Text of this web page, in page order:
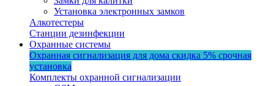
Установка электронных замков
Алкотестеры
Станции дезинфекции
Охранные системы
Охранная сигнализация для дома скидка 5% срочная
установка
Комплекты охранной сигнализации